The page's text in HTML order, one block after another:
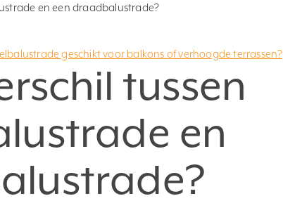
en een draadbalustrade?
geschikt voor balkons of verhoogde terrassen?
tussen
en